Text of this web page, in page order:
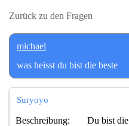
Zurück zu den Fragen
michael
was heisst du bist die beste
Suryoyo
Beschreibung: Du bist die